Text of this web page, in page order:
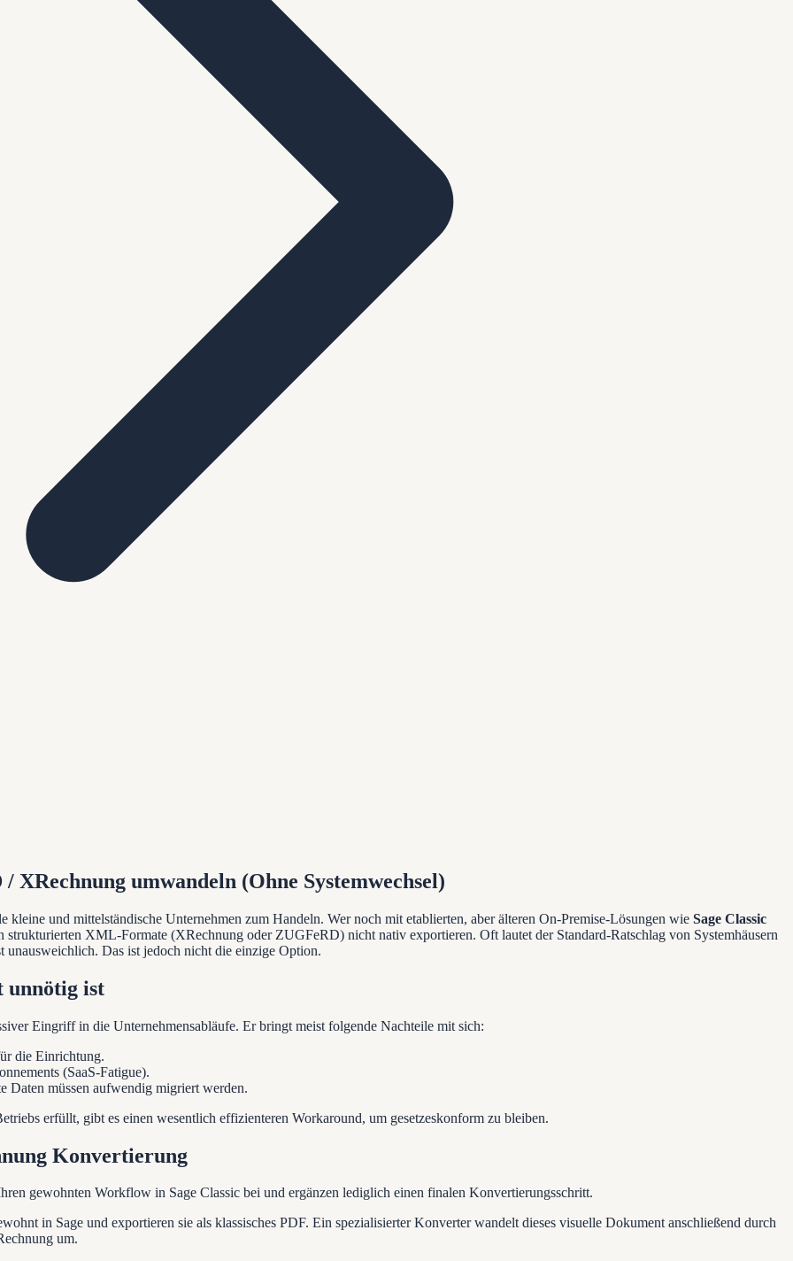
/ XRechnung umwandeln (Ohne Systemwechsel)
und mittelständische Unternehmen zum Handeln. Wer noch mit etablierten, aber älteren On-Premise-Lösungen wie Sage Classic
strukturierten XML-Formate (XRechnung oder ZUGFeRD) nicht nativ exportieren. Oft lautet der Standard-Ratschlag von Systemhäusern
unausweichlich. Das ist jedoch nicht die einzige Option.
unnötig ist
Eingriff in die Unternehmensabläufe. Er bringt meist folgende Nachteile mit sich:
die Einrichtung.
(SaaS-Fatigue).
Daten müssen aufwendig migriert werden.
erfüllt, gibt es einen wesentlich effizienteren Workaround, um gesetzeskonform zu bleiben.
Konvertierung
gewohnten Workflow in Sage Classic bei und ergänzen lediglich einen finalen Konvertierungsschritt.
in Sage und exportieren sie als klassisches PDF. Ein spezialisierter Konverter wandelt dieses visuelle Dokument anschließend durch
um.